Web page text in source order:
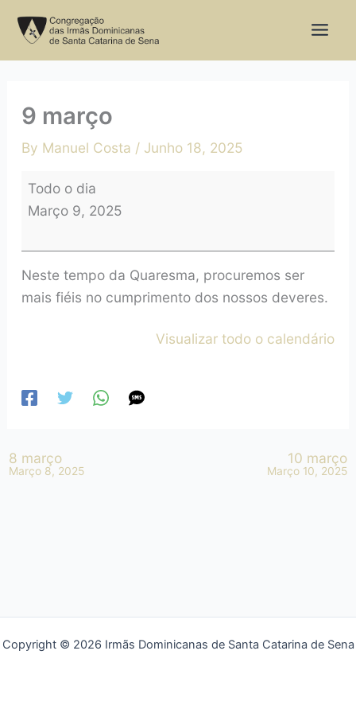
9 março
By Manuel Costa / Junho 18, 2025
março
Todo o dia
Março 9, 2025
Neste tempo da Quaresma, procuremos ser
mais fiéis no cumprimento dos nossos deveres.
Visualizar todo o calendário
8 março
Março 8, 2025
10 março
Março 10, 2025
Copyright © 2026 Irmãs Dominicanas de Santa Catarina de Sena